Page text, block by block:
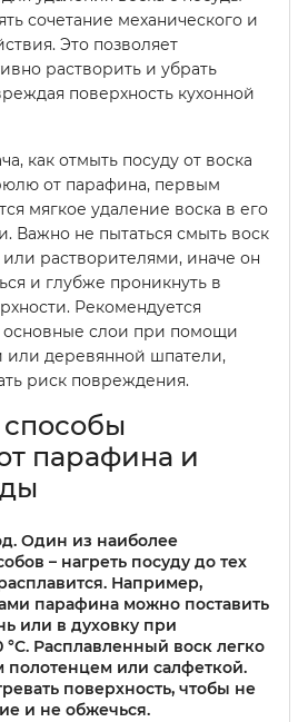
сочетание механического и
Это позволяет
растворить и убрать
поверхность кухонной
как отмыть посуду от воска
от парафина, первым
мягкое удаление воска в его
Важно не пытаться смыть воск
растворителями, иначе он
и глубже проникнуть в
Рекомендуется
основные слои при помощи
или деревянной шпатели,
риск повреждения.
парафина и
Один из наиболее
– нагреть посуду до тех
Например,
парафина можно поставить
или в духовку при
°C. Расплавленный воск легко
или салфеткой.
поверхность, чтобы не
и не обжечься.